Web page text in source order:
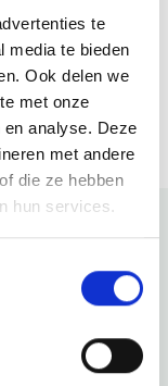
te
media te bieden
Ook delen we
met onze
analyse. Deze
met andere
die ze hebben
hun services.
meer te bieden